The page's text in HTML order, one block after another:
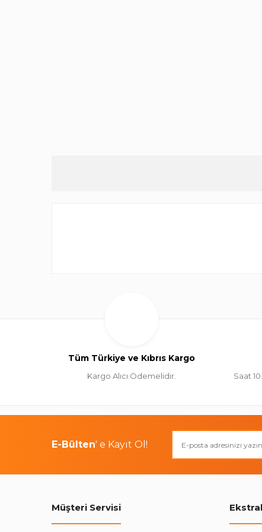
Tüm Türkiye ve Kıbrıs Kargo
Kargo Alıcı Ödemelidir.
Saat
E-Bülten' e Kayıt Ol!
Müşteri Servisi